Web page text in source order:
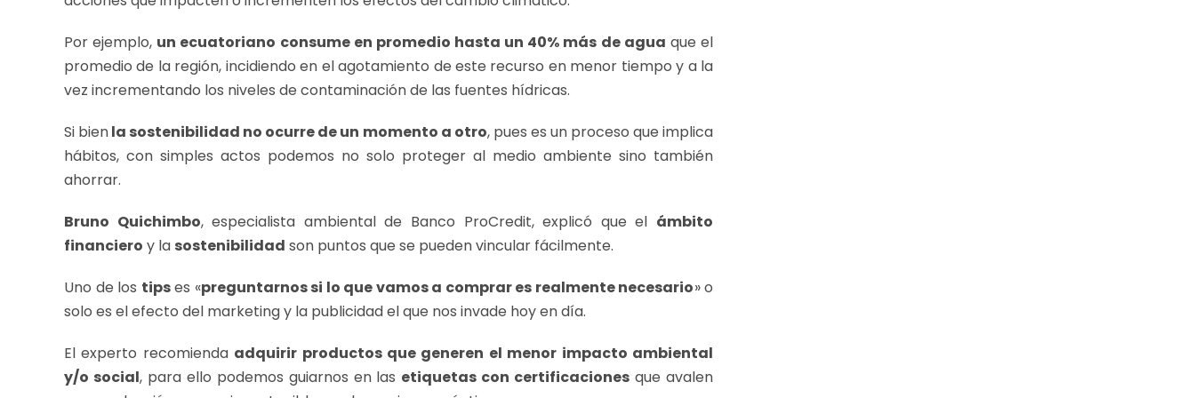
Por ejemplo, un ecuatoriano consume en promedio hasta un 40% más de agua que el
promedio de la región, incidiendo en el agotamiento de este recurso en menor tiempo y a la
vez incrementando los niveles de contaminación de las fuentes hídricas.
Si bienla sostenibilidad no ocurre de un momento a otro, pues es un proceso que implica
hábitos, con simples actos podemos no solo proteger al medio ambiente sino también
ahorrar.
Bruno Quichimbo, especialista ambiental de Banco ProCredit, explicó que el ámbito
financiero y la sostenibilidad son puntos que se pueden vincular fácilmente.
Uno de los tipses «preguntarnos si lo que vamos a comprar es realmente necesario» o
solo es el efecto del marketing y la publicidad el que nos invade hoy en día.
El experto recomienda adquirir productos que generen el menor impacto ambiental
y/o social, para ello podemos guiarnos en las etiquetas con certificaciones que avalen